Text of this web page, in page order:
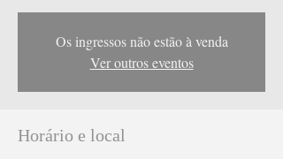
Os ingressos não estão à venda
Ver outros eventos
Horário e local